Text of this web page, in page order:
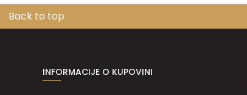
Back to top
INFORMACIJE O KUPOVINI